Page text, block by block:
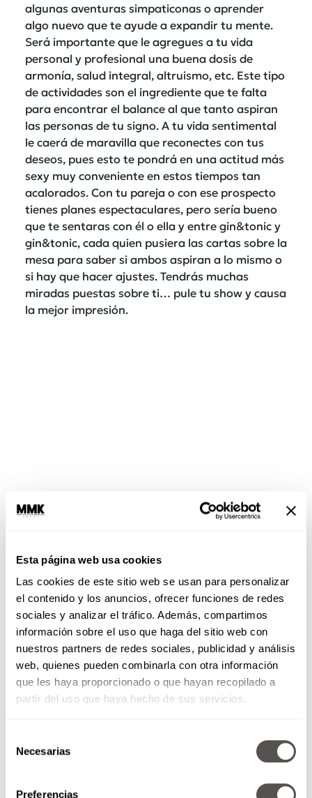
Esta página web usa cookies
Las cookies de este sitio web se usan para personalizar
el contenido y los anuncios, ofrecer funciones de redes
sociales y analizar el tráfico. Además, compartimos
información sobre el uso que haga del sitio web con
nuestros partners de redes sociales, publicidad y análisis
web, quienes pueden combinarla con otra información
que les haya proporcionado o que hayan recopilado a
partir del uso que haya hecho de sus servicios.
Necesarias
Preferencias
algunas aventuras simpaticonas o aprender
algo nuevo que te ayude a expandir tu mente.
Será importante que le agregues a tu vida
personal y profesional una buena dosis de
armonía, salud integral, altruismo, etc. Este tipo
de actividades son el ingrediente que te falta
para encontrar el balance al que tanto aspiran
las personas de tu signo. A tu vida sentimental
le caerá de maravilla que reconectes con tus
deseos, pues esto te pondrá en una actitud más
sexy muy conveniente en estos tiempos tan
acalorados. Con tu pareja o con ese prospecto
tienes planes espectaculares, pero sería bueno
que te sentaras con él o ella y entre gin&tonic y
gin&tonic, cada quien pusiera las cartas sobre la
mesa para saber si ambos aspiran a lo mismo o
si hay que hacer ajustes. Tendrás muchas
miradas puestas sobre ti… pule tu show y causa
la mejor impresión.
octubre 23 · noviembre 21